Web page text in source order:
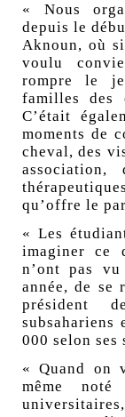
« Nous
depuis le
Aknoun, où
voulu
rompre le
familles des
C’était
moments de
cheval, des
association,
qu’offre le
« Les
imaginer ce
n’ont pas
année, de se
président
subsahariens
000 selon ses
« Quand on
même